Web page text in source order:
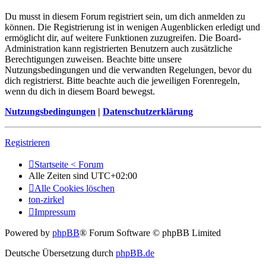
Du musst in diesem Forum registriert sein, um dich anmelden zu
können. Die Registrierung ist in wenigen Augenblicken erledigt und
ermöglicht dir, auf weitere Funktionen zuzugreifen. Die Board-
Administration kann registrierten Benutzern auch zusätzliche
Berechtigungen zuweisen. Beachte bitte unsere
Nutzungsbedingungen und die verwandten Regelungen, bevor du
dich registrierst. Bitte beachte auch die jeweiligen Forenregeln,
wenn du dich in diesem Board bewegst.
Nutzungsbedingungen | Datenschutzerklärung
Registrieren
Startseite < Forum
Alle Zeiten sind UTC+02:00
Alle Cookies löschen
ton-zirkel
Impressum
Powered by phpBB® Forum Software © phpBB Limited
Deutsche Übersetzung durch phpBB.de